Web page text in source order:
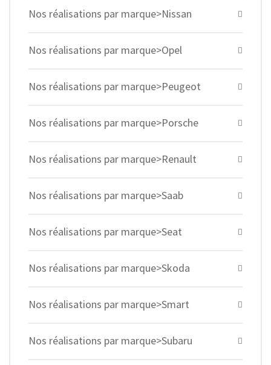
Nos réalisations par marque>Nissan
Nos réalisations par marque>Opel
Nos réalisations par marque>Peugeot
Nos réalisations par marque>Porsche
Nos réalisations par marque>Renault
Nos réalisations par marque>Saab
Nos réalisations par marque>Seat
Nos réalisations par marque>Skoda
Nos réalisations par marque>Smart
Nos réalisations par marque>Subaru